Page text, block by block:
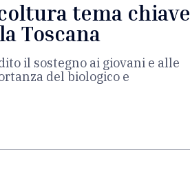
tema chiave
Toscana
il sostegno ai giovani e alle
del biologico e